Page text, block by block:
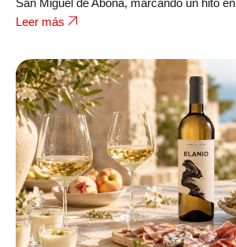
San Miguel de Abona, marcando un hito en
Leer más